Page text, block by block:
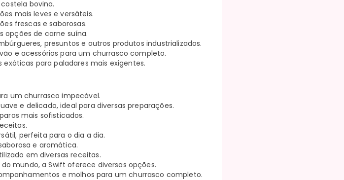
bovina.
mais leves e versáteis.
frescas e saborosas.
opções de carne suína.
presuntos e outros produtos industrializados.
e acessórios para um churrasco completo.
para paladares mais exigentes.
um churrasco impecável.
e delicado, ideal para diversas preparações.
mais sofisticados.
perfeita para o dia a dia.
e aromática.
em diversas receitas.
mundo, a Swift oferece diversas opções.
e molhos para um churrasco completo.